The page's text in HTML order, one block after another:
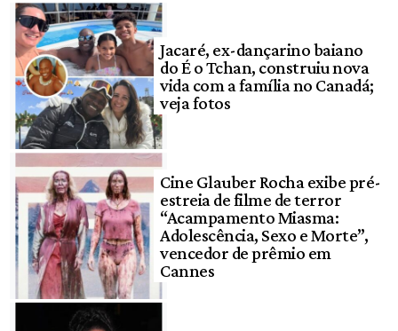
Jacaré, ex-dançarino baiano
do É o Tchan, construiu nova
vida com a família no Canadá;
veja fotos
Cine Glauber Rocha exibe pré-
estreia de filme de terror
“Acampamento Miasma:
Adolescência, Sexo e Morte”,
vencedor de prêmio em
Cannes